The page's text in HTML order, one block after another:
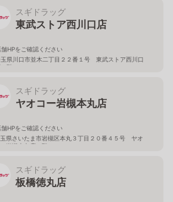
スギドラッグ
東武ストア西川口店
舗HPをご確認ください
県川口市並木二丁目２２番１号 東武ストア西川口
２階
スギドラッグ
ヤオコー岩槻本丸店
舗HPをご確認ください
県さいたま市岩槻区本丸３丁目２０番４５号 ヤオ
ー岩槻本丸店２階
スギドラッグ
板橋徳丸店